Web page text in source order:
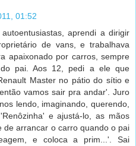
01:52
aprendi a dirigir
de vans, e trabalhava
apaixonado por carros, sempre
pai. Aos 12, pedi a ele que
Master no pátio do sítio e
vamos sair pra andar'. Juro
lendo, imaginando, querendo,
e ajustá-lo, as mãos
de arrancar o carro quando o pai
e coloca a prim...'. Sai